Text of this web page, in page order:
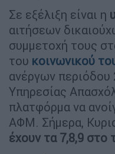
Σε εξέλιξη είναι η
αιτήσεων
συμμετοχή τους
του κοινωνικού
ανέργων περιόδου
Υπηρεσίας
πλατφόρμα να
ΑΦΜ. Σήμερα,
έχουν τα 7,8,9 στο